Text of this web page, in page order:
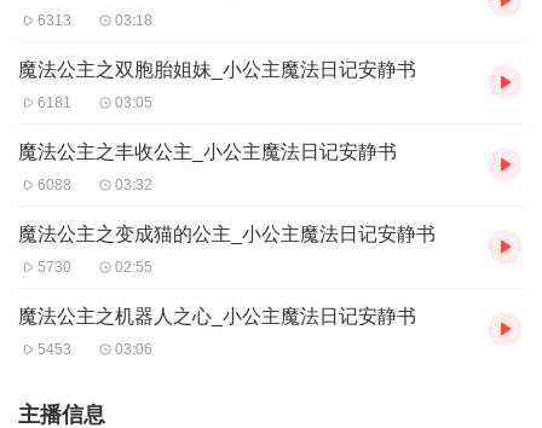
6313 03:18
魔法公主之双胞胎姐妹_小公主魔法日记安静书
6181 03:05
魔法公主之丰收公主_小公主魔法日记安静书
6088 03:32
魔法公主之变成猫的公主_小公主魔法日记安静书
5730 02:55
魔法公主之机器人之心_小公主魔法日记安静书
5453 03:06
主播信息